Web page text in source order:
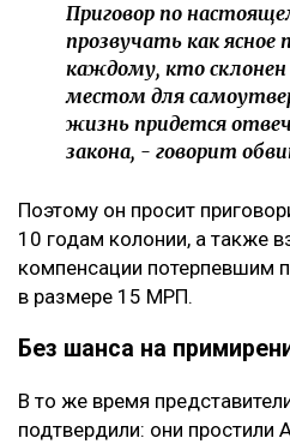
Приговор по
прозвучать как ясное
каждому, кто
местом для
жизнь придется
закона, - говорит
Поэтому он просит
10 годам колонии, а также
компенсации потерпевшим
в размере 15 МРП.
Без шанса на
В то же время
подтвердили: они простили